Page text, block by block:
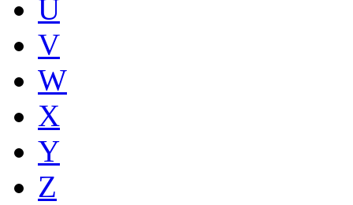
U
V
W
X
Y
Z